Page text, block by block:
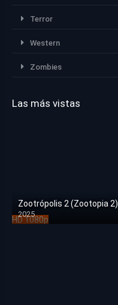
Terror
Western
Zombies
Las más vistas
Zootrópolis 2 (Zootopia 2)
2025
HD 1080p